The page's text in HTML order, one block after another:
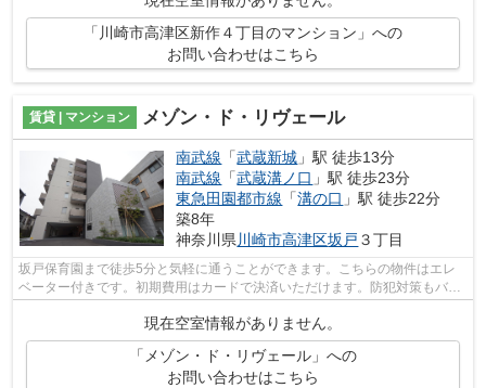
「川崎市高津区新作４丁目のマンション」への
お問い合わせはこちら
賃貸 | マンション メゾン・ド・リヴェール
南武線 「武蔵新城 」駅 徒歩13分
南武線 「武蔵溝ノ口 」駅 徒歩23分
東急田園都市線 「溝の口 」駅 徒歩22分
築8年
神奈川県 川崎市高津区坂戸 ３丁目
坂戸保育園まで徒歩5分と気軽に通うことができます。こちらの物件はエレ
ベーター付きです。初期費用はカードで決済いただけます。防犯対策もバッ
現在空室情報がありません。
「メゾン・ド・リヴェール」への
お問い合わせはこちら